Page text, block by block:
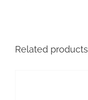
Related products